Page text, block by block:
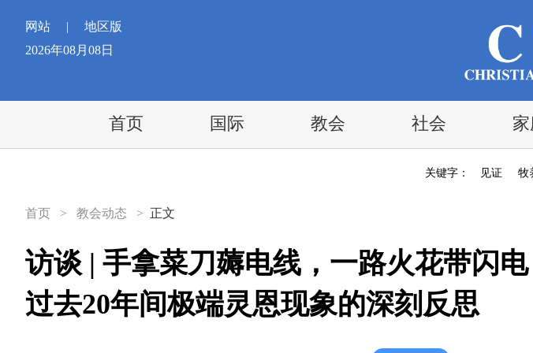
网站 |
地区版
2026年08月08日
首页 国际 教会 社会
关键字： 见证 牧
首页 > 教会动态 > 正文
访谈 | 手拿菜刀薅电线，一路火花带闪
过去20年间极端灵恩现象的深刻反思